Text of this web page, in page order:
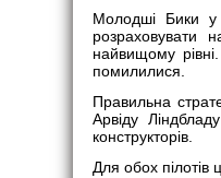
Молодші Бики у
розраховувати
найвищому
помилилися.
Правильна
Арвіду
конструкторів.
Для обох пілотів